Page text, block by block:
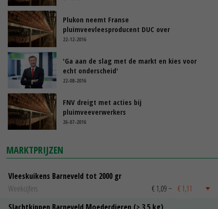
Plukon neemt Franse
pluimveevleesproducent DUC over
22-12-2016
'Ga aan de slag met de markt en kies voor
echt onderscheid'
22-08-2016
FNV dreigt met acties bij
pluimveeverwerkers
26-07-2016
MARKTPRIJZEN
Vleeskuikens Barneveld tot 2000 gr
Weekcijfers
€ 1,09 ~ € 1,11